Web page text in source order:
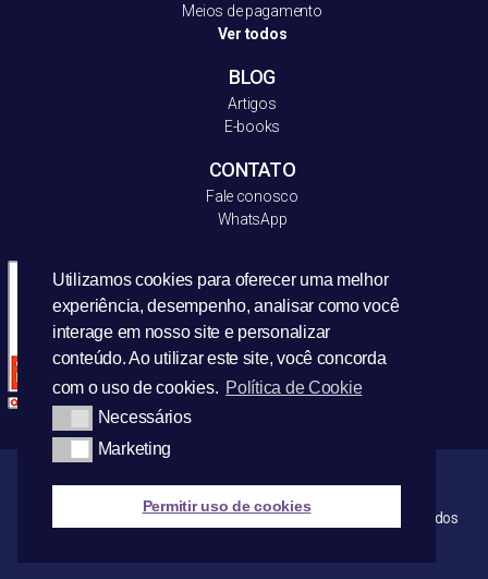
Utilizamos cookies para oferecer uma melhor
experiência, desempenho, analisar como você
interage em nosso site e personalizar
conteúdo. Ao utilizar este site, você concorda
com o uso de cookies. Política de Cookie
Necessários
Marketing
Permitir uso de cookies
Meios de pagamento
Ver todos
BLOG
Artigos
E-books
CONTATO
Fale conosco
WhatsApp
© Copyright 2021 | AML Reputacional – Todos os direitos reservados